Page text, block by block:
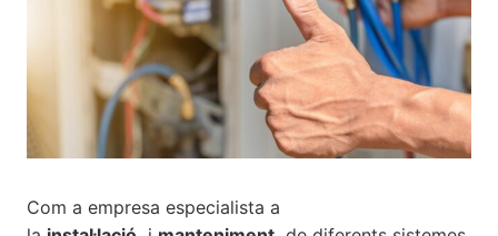
Com a empresa especialista a